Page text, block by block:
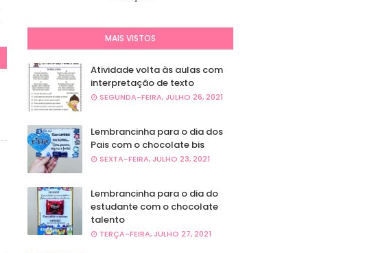
MAIS VISTOS
Atividade volta às aulas com
interpretação de texto
SEGUNDA-FEIRA, JULHO 26, 2021
Lembrancinha para o dia dos
Pais com o chocolate bis
SEXTA-FEIRA, JULHO 23, 2021
Lembrancinha para o dia do
estudante com o chocolate
talento
TERÇA-FEIRA, JULHO 27, 2021